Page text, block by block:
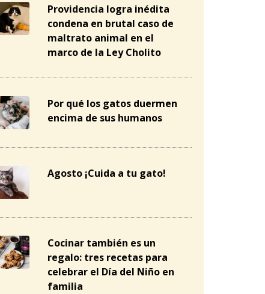
Providencia logra inédita
condena en brutal caso de
maltrato animal en el
marco de la Ley Cholito
Por qué los gatos duermen
encima de sus humanos
Agosto ¡Cuida a tu gato!
Cocinar también es un
regalo: tres recetas para
celebrar el Día del Niño en
familia